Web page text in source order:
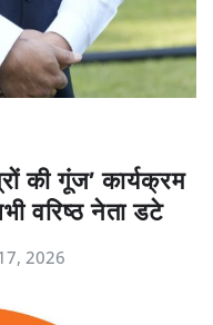
की गूंज’ कार्यक्रम
वरिष्ठ नेता डटे
2026